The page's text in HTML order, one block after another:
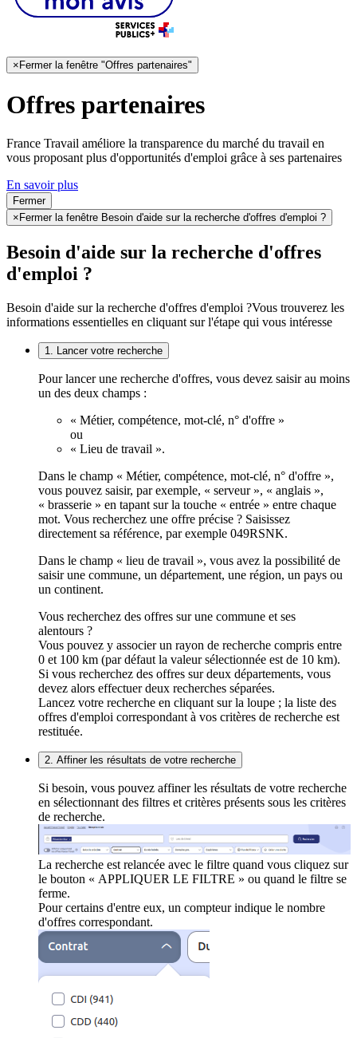
×Fermer la fenêtre "Offres partenaires"
Offres partenaires
France Travail améliore la transparence du marché du travail en
vous proposant plus d'opportunités d'emploi grâce à ses partenaires
En savoir plus
Fermer
× Fermer la fenêtre Besoin d'aide sur la recherche d'offres d'emploi ?
Besoin d'aide sur la recherche d'offres
d'emploi ?
Besoin d'aide sur la recherche d'offres d'emploi ?Vous trouverez les
informations essentielles en cliquant sur l'étape qui vous intéresse
1. Lancer votre recherche
Pour lancer une recherche d'offres, vous devez saisir au moins
un des deux champs :
« Métier, compétence, mot-clé, n° d'offre »
ou
« Lieu de travail ».
Dans le champ « Métier, compétence, mot-clé, n° d'offre »,
vous pouvez saisir, par exemple, « serveur », « anglais »,
« brasserie » en tapant sur la touche « entrée » entre chaque
mot. Vous recherchez une offre précise ? Saisissez
directement sa référence, par exemple 049RSNK.
Dans le champ « lieu de travail », vous avez la possibilité de
saisir une commune, un département, une région, un pays ou
un continent.
Vous recherchez des offres sur une commune et ses
alentours ?
Vous pouvez y associer un rayon de recherche compris entre
0 et 100 km (par défaut la valeur sélectionnée est de 10 km).
Si vous recherchez des offres sur deux départements, vous
devez alors effectuer deux recherches séparées.
Lancez votre recherche en cliquant sur la loupe ; la liste des
offres d'emploi correspondant à vos critères de recherche est
restituée.
2. Affiner les résultats de votre recherche
Si besoin, vous pouvez affiner les résultats de votre recherche
en sélectionnant des filtres et critères présents sous les critères
de recherche.
La recherche est relancée avec le filtre quand vous cliquez sur
le bouton « APPLIQUER LE FILTRE » ou quand le filtre se
ferme.
Pour certains d'entre eux, un compteur indique le nombre
d'offres correspondant.